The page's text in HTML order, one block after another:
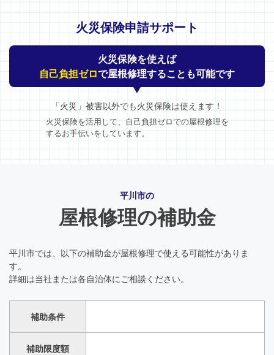
火災保険申請サポート
火災保険を使えば
自己負担ゼロで屋根修理することも可能です
「火災」被害以外でも火災保険は使えます！
火災保険を活用して、自己負担ゼロでの屋根修理を
するお手伝いをしています。
平川市の
屋根修理の補助金
平川市では、以下の補助金が屋根修理で使える可能性がありま
す。
詳細は当社または各自治体にご相談ください。
補助条件
補助限度額